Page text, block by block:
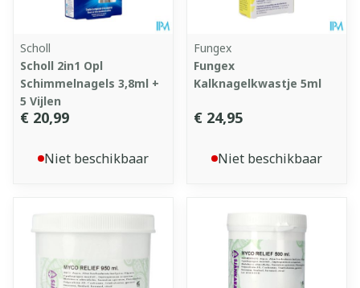
Scholl
Scholl 2in1 Opl
Schimmelnagels 3,8ml +
5 Vijlen
€ 20,99
Niet beschikbaar
Fungex
Fungex
Kalknagelkwastje 5ml
€ 24,95
Niet beschikbaar